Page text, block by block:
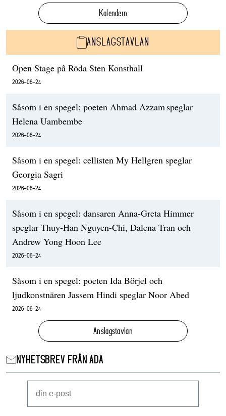
Kalendern
ANSLAGSTAVLAN
Open Stage på Röda Sten Konsthall
2026-06-24
Såsom i en spegel: poeten Ahmad Azzam speglar
Helena Uambembe
2026-06-24
Såsom i en spegel: cellisten My Hellgren speglar
Georgia Sagri
2026-06-24
Såsom i en spegel: dansaren Anna-Greta Himmer
speglar Thuy-Han Nguyen-Chi, Dalena Tran och
Andrew Yong Hoon Lee
2026-06-24
Såsom i en spegel: poeten Ida Börjel och
ljudkonstnären Jassem Hindi speglar Noor Abed
2026-06-24
Anslagstavlan
NYHETSBREV FRÅN ADA